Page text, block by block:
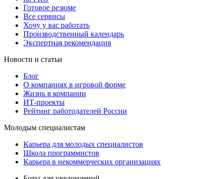
Готовое резюме
Все сервисы
Хочу у вас работать
Производственный календарь
Экспертная рекомендация
Новости и статьи
Блог
О компаниях в игровой форме
Жизнь в компании
ИТ-проекты
Рейтинг работодателей России
Молодым специалистам
Карьера для молодых специалистов
Школа программистов
Карьера в некоммерческих организациях